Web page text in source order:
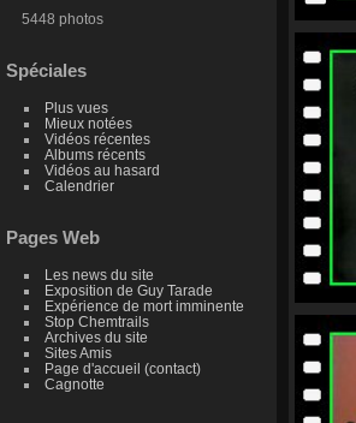
5448 photos
Spéciales
Plus vues
Mieux notées
Vidéos récentes
Albums récents
Vidéos au hasard
Calendrier
Pages Web
Les news du site
Exposition de Guy Tarade
Expérience de mort imminente
Stop Chemtrails
Archives du site
Sites Amis
Page d'accueil (contact)
Cagnotte